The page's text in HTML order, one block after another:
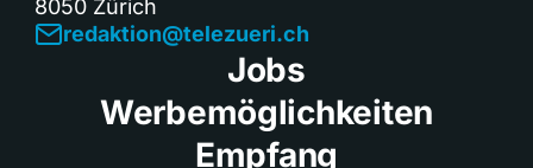
8050 Zürich
redaktion@telezueri.ch
Jobs
Werbemöglichkeiten
Empfang